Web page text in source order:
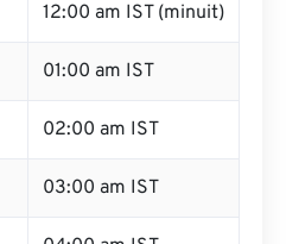
12:00 am IST (minuit)
01:00 am IST
02:00 am IST
03:00 am IST